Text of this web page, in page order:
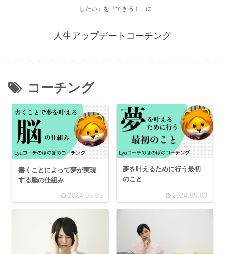
「したい」を「できる！」に
人生アップデートコーチング
コーチング
書くことによって夢が実現
する脳の仕組み
2024.05.05
夢を叶えるために行う最初
のこと
2024.05.03